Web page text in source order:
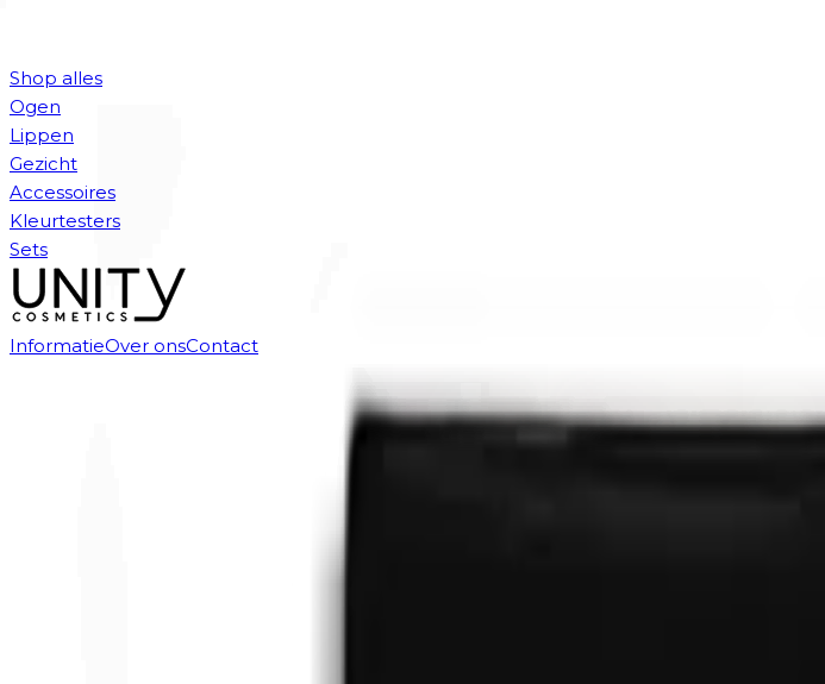
Shop alles
Ogen
Lippen
Gezicht
Accessoires
Kleurtesters
Sets
InformatieOver onsContact